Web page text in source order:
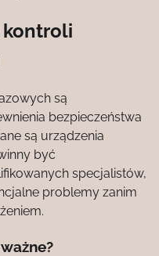
kontroli
są
bezpieczeństwa
są urządzenia
być
specjalistów,
problemy zanim